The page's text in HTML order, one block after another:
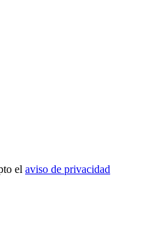
el aviso de privacidad